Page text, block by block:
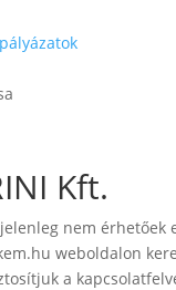
Kft.
nem érhetőek
weboldalon
a